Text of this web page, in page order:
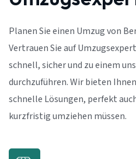
Planen Sie einen Umzug von
Vertrauen Sie auf
schnell, sicher und zu einem
durchzuführen. Wir bieten
schnelle Lösungen, perfekt
kurzfristig umziehen müssen.